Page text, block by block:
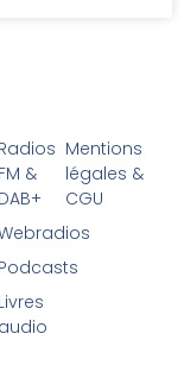
Radios
FM &
DAB+
Podcasts
Livres
audio
Mentions
légales &
CGU